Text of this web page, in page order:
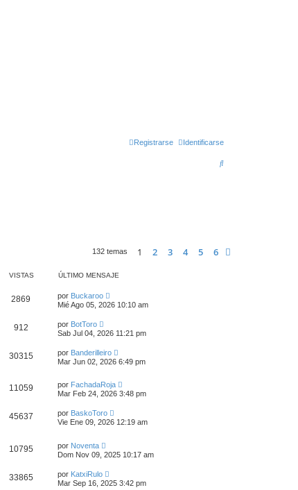
Identificarse
Registrarse
B
132 temas 1 2 3 4 5 6
VISTAS ÚLTIMO MENSAJE
2869 por Buckaroo
Mié Ago 05, 2026 10:10 am
912 por BotToro
Sab Jul 04, 2026 11:21 pm
30315 por Banderilleiro
Mar Jun 02, 2026 6:49 pm
11059 por FachadaRoja
Mar Feb 24, 2026 3:48 pm
45637 por BaskoToro
Vie Ene 09, 2026 12:19 am
10795 por Noventa
Dom Nov 09, 2025 10:17 am
33865 por KatxiRulo
Mar Sep 16, 2025 3:42 pm